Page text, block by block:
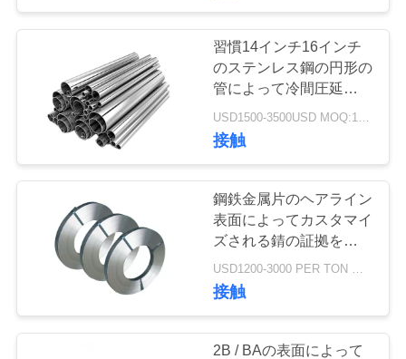
ネル
電流を通された鋼板
のコイル
習慣14インチ16インチ
のステンレス鋼の円形の
管によって冷間圧延され
る産業等級
USD1500-3500USD MOQ:1トン
接触
鋼鉄金属片のヘアライン
表面によってカスタマイ
ズされる錆の証拠を薄く
して下さい/厚く囲んで
下さい
USD1200-3000 PER TON MOQ:1TON
接触
2B / BAの表面によって